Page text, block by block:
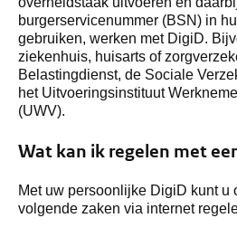
burgerservicenummer (BSN) in
gebruiken, werken met DigiD.
ziekenhuis, huisarts of
Belastingdienst, de Sociale
het Uitvoeringsinstituut
(UWV).
Wat kan ik regelen met
Met uw persoonlijke DigiD kunt u
volgende zaken via internet